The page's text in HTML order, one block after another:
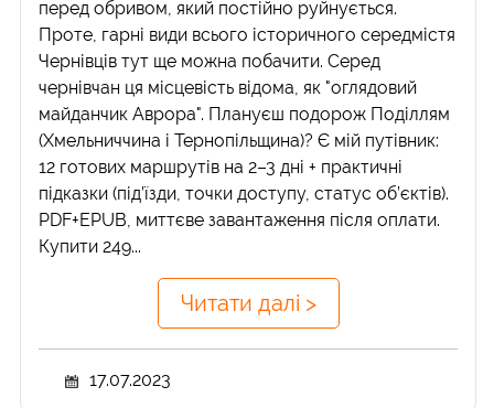
перед обривом, який постійно руйнується.
Проте, гарні види всього історичного середмістя
Чернівців тут ще можна побачити. Серед
чернівчан ця місцевість відома, як "оглядовий
майданчик Аврора". Плануєш подорож Поділлям
(Хмельниччина і Тернопільщина)? Є мій путівник:
12 готових маршрутів на 2–3 дні + практичні
підказки (під’їзди, точки доступу, статус об’єктів).
PDF+EPUB, миттєве завантаження після оплати.
Купити 249...
Читати далі >
17.07.2023